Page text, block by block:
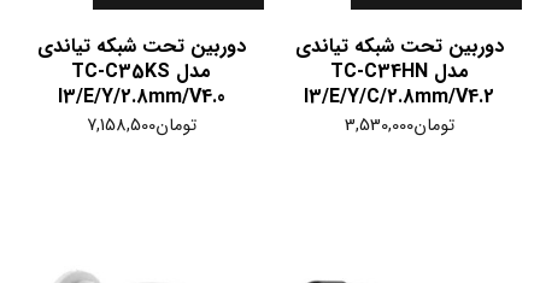
دوربین تحت شبکه تیاندی
مدل TC-C34HN
I3/E/Y/C/2.8mm/V4.2
تومان3,530,000
دوربین تحت شبکه تیاندی
مدل TC-C35KS
I3/E/Y/2.8mm/V4.0
تومان7,158,500